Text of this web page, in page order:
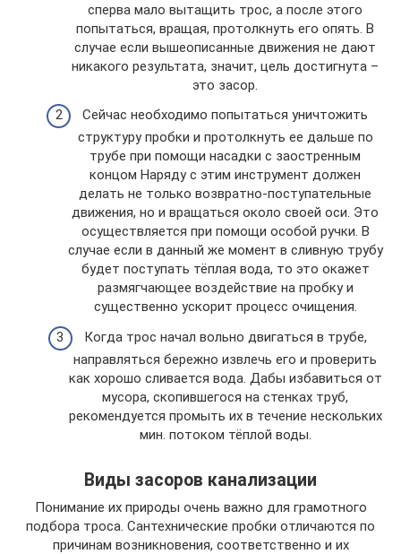
сперва мало вытащить трос, а после этого
попытаться, вращая, протолкнуть его опять. В
случае если вышеописанные движения не дают
никакого результата, значит, цель достигнута –
это засор.
Сейчас необходимо попытаться уничтожить
структуру пробки и протолкнуть ее дальше по
трубе при помощи насадки с заостренным
концом Наряду с этим инструмент должен
делать не только возвратно-поступательные
движения, но и вращаться около своей оси. Это
осуществляется при помощи особой ручки. В
случае если в данный же момент в сливную трубу
будет поступать тёплая вода, то это окажет
размягчающее воздействие на пробку и
существенно ускорит процесс очищения.
Когда трос начал вольно двигаться в трубе,
направляться бережно извлечь его и проверить
как хорошо сливается вода. Дабы избавиться от
мусора, скопившегося на стенках труб,
рекомендуется промыть их в течение нескольких
мин. потоком тёплой воды.
Виды засоров канализации
Понимание их природы очень важно для грамотного
подбора троса. Сантехнические пробки отличаются по
причинам возникновения, соответственно и их